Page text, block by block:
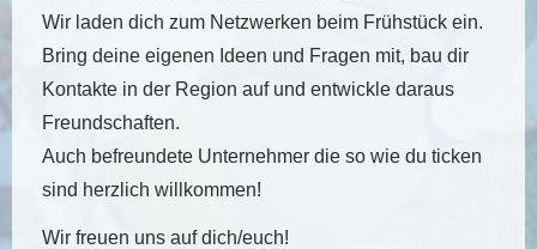
Wir laden dich zum Netzwerken beim Frühstück ein.
Bring deine eigenen Ideen und Fragen mit, bau dir
Kontakte in der Region auf und entwickle daraus
Freundschaften.
Auch befreundete Unternehmer die so wie du ticken
sind herzlich willkommen!
Wir freuen uns auf dich/euch!